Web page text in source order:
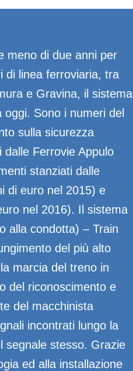
meno di due anni per
di linea ferroviaria, tra
e Gravina, il sistema
Sono i numeri del
sulla sicurezza
Ferrovie Appulo
stanziati dalle
di euro nel 2015) e
nel 2016). Il sistema
alla condotta) – Train
del più alto
marcia del treno in
del riconoscimento e
del macchinista
incontrati lungo la
segnale stesso. Grazie
ed alla installazione